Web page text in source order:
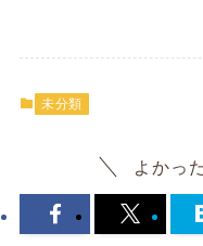
未分類
よかっ